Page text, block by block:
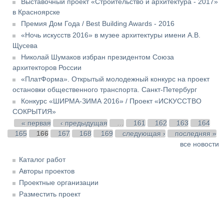
в Красноярске
Премия Дом Года / Best Building Awards - 2016
«Ночь искусств 2016» в музее архитектуры имени А.В.
Щусева
Николай Шумаков избран президентом Союза
архитекторов России
«ПлатФорма». Открытый молодежный конкурс на проект
остановки общественного транспорта. Санкт-Петербург
Конкурс «ШИРМА-ЗИМА 2016» / Проект «ИСКУССТВО
СОКРЫТИЯ»
Страницы
« первая ‹ предыдущая 161 162 163
164
165
166 167 168 169 следующая ›
последняя »
все новости
Каталог работ
Авторы проектов
Проектные организации
Разместить проект